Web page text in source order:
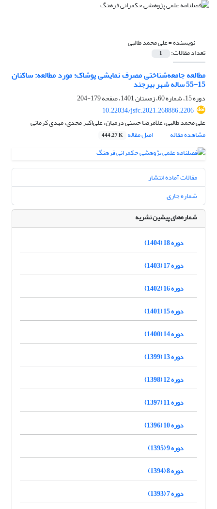
نویسنده =علی محمد طالبی
تعداد مقالات: 1
مطالعه جامعه‌شناختی مصرف نمایشی پوشاک؛ مورد مطالعه: ساکنان
15-55 ساله شهر بیرجند
دوره 15، شماره 60، زمستان 1401، صفحه
179-204
10.22034/jsfc.2021.268886.2206
علی محمد طالبی، غلامرضا حسنی درمیان، علی‌اکبر مجدی، مهدی کرمانی
مشاهده مقاله
اصل مقاله 444.27 K
مقالات آماده انتشار
شماره جاری
شماره‌های پیشین نشریه
دوره 18 (1404)
دوره 17 (1403)
دوره 16 (1402)
دوره 15 (1401)
دوره 14 (1400)
دوره 13 (1399)
دوره 12 (1398)
دوره 11 (1397)
دوره 10 (1396)
دوره 9 (1395)
دوره 8 (1394)
دوره 7 (1393)